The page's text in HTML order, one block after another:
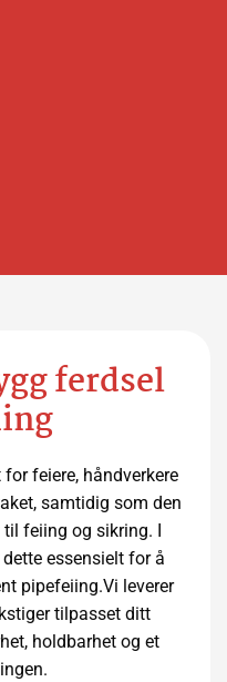
ferdsel
feiere, håndverkere
samtidig som den
feiing og sikring. I
essensielt for å
pipefeiing.Vi leverer
tilpasset ditt
holdbarhet og et